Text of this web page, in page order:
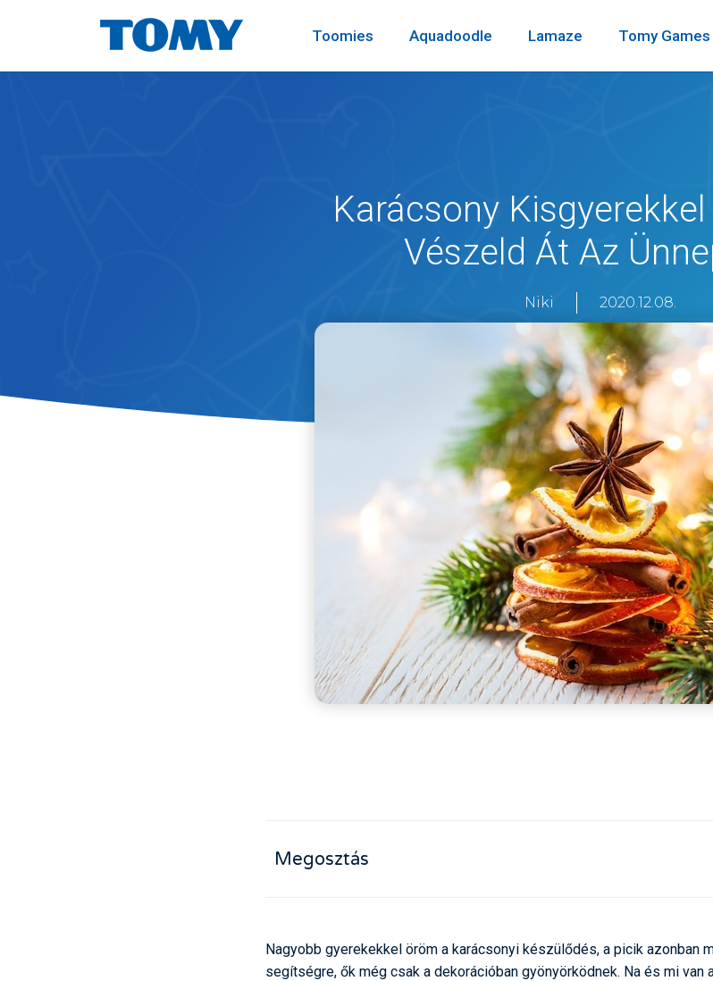
Toomies Aquadoodle Lamaze Tomy Games
Karácsony
Vészeld Át Az
Niki 2020.12.08.
Megosztás
Nagyobb gyerekekkel öröm a karácsonyi készülődés, a picik azonban
segítségre, ők még csak a dekorációban gyönyörködnek. Na és mi van